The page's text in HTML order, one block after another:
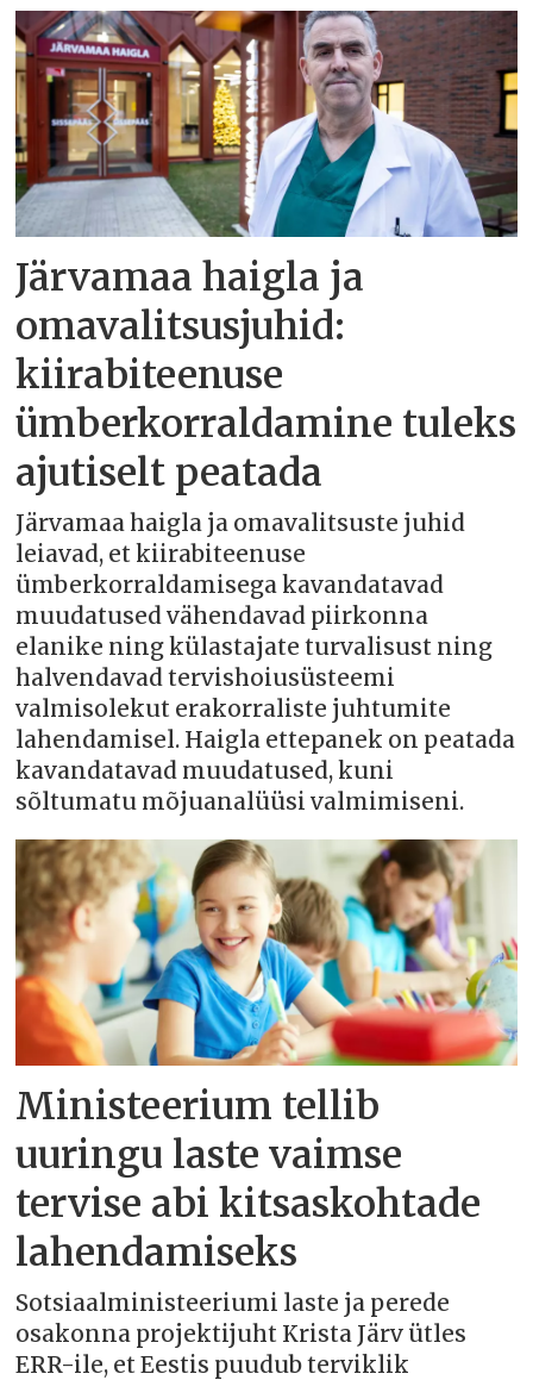
Järvamaa haigla ja
omavalitsusjuhid:
kiirabiteenuse
ümberkorraldamine tuleks
ajutiselt peatada
Järvamaa haigla ja omavalitsuste juhid
leiavad, et kiirabiteenuse
ümberkorraldamisega kavandatavad
muudatused vähendavad piirkonna
elanike ning külastajate turvalisust ning
halvendavad tervishoiusüsteemi
valmisolekut erakorraliste juhtumite
lahendamisel. Haigla ettepanek on peatada
kavandatavad muudatused, kuni
sõltumatu mõjuanalüüsi valmimiseni.
Ministeerium tellib
uuringu laste vaimse
tervise abi kitsaskohtade
lahendamiseks
Sotsiaalministeeriumi laste ja perede
osakonna projektijuht Krista Järv ütles
ERR-ile, et Eestis puudub terviklik